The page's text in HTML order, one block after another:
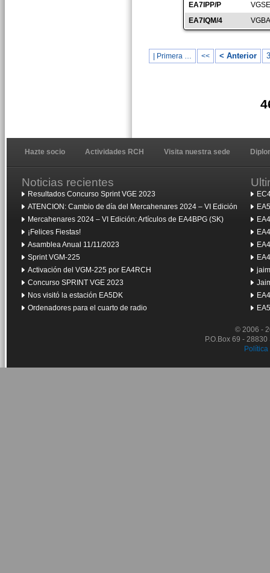
EA7IPP/P
EA7IQM/4
| Primera … << < Anterior
Hazte socio Actividades RCH Visita nuestra sede
Noticias recientes
Resultados Concurso Sprint VGE 2023
ATENCION: Cambio de día del Mercahenares 2024 – VI Edición
Mercahenares 2024 – VI Edición: Artículos de EA4BPG (SK)
¡Felices Fiestas!
Asamblea Anual 11/11/2023
Sprint VGM-225
Activación del VGM-225 por EA4RCH
Concurso SPRINT VGE 2023
Nos visitó la estación EA5DK
Ordenadores para el cuarto de radio
© 2006 -
P.O.Box 69 -